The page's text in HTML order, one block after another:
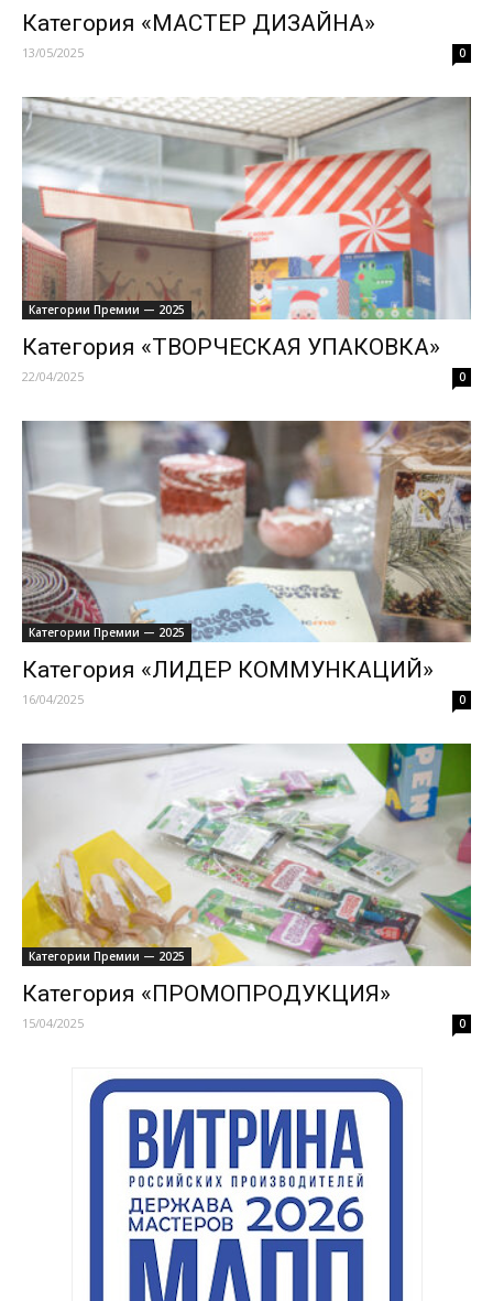
Категория «МАСТЕР ДИЗАЙНА»
13/05/2025 0
Категории Премии — 2025
Категория «ТВОРЧЕСКАЯ УПАКОВКА»
22/04/2025 0
Категории Премии — 2025
Категория «ЛИДЕР КОММУНКАЦИЙ»
16/04/2025 0
Категории Премии — 2025
Категория «ПРОМОПРОДУКЦИЯ»
15/04/2025 0